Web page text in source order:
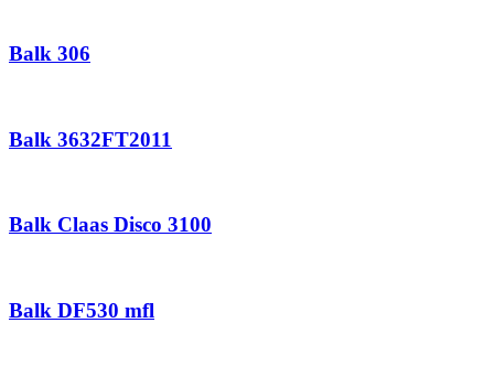
Balk 306
Balk 3632FT2011
Balk Claas Disco 3100
Balk DF530 mfl